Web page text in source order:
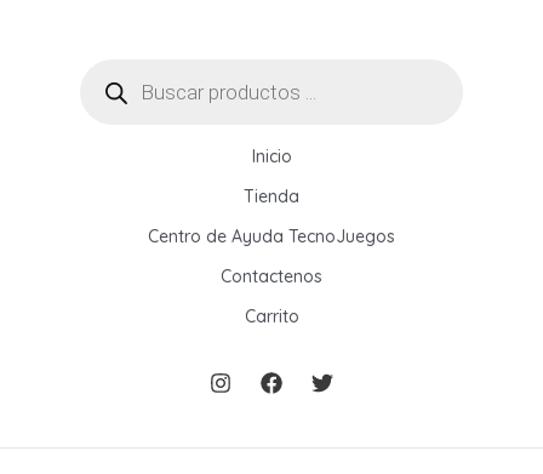
productos
Inicio
Tienda
Centro de Ayuda TecnoJuegos
Contactenos
Carrito